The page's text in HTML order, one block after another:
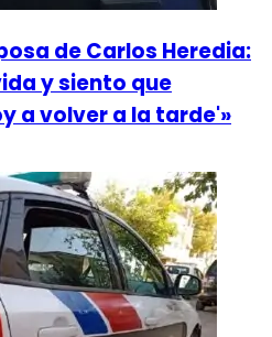
de Carlos Heredia:
y siento que
a volver a la tarde'»